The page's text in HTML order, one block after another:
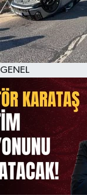
GENEL
KÜLTÜR
MAGAZİN
SAĞLIK
SİYASET
SPOR
TEKNOLOJİ